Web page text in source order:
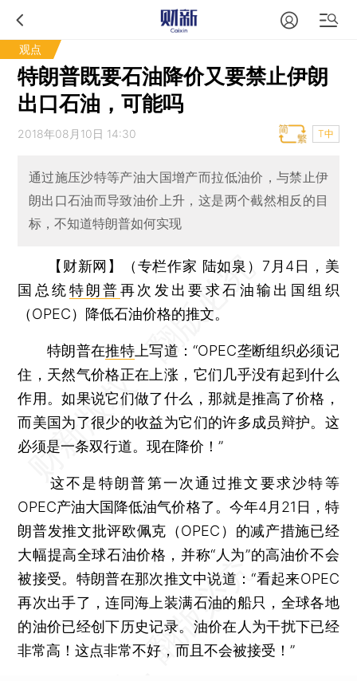
观点
特朗普既要石油降价又要禁止伊朗
出口石油，可能吗
2018年08月10日 14:30 T中
通过施压沙特等产油大国增产而拉低油价，与禁止伊
朗出口石油而导致油价上升，这是两个截然相反的目
标，不知道特朗普如何实现
【财新网】（专栏作家 陆如泉） 7月4日，美
国总统特朗普再次发出要求石油输出国组织
（OPEC）降低石油价格的推文。
特朗普在推特 上写道：“OPEC垄断组织必须记
住，天然气价格正在上涨，它们几乎没有起到什么
作用。如果说它们做了什么，那就是推高了价格，
而美国为了很少的收益为它们的许多成员辩护。这
必须是一条双行道。现在降价！”
这不是特朗普第一次通过推文要求沙特等
OPEC产油大国降低油气价格了。今年4月21日，特
朗普发推文批评欧佩克（OPEC）的减产措施已经
大幅提高全球石油价格，并称“人为”的高油价不会
被接受。特朗普在那次推文中说道：“看起来OPEC
再次出手了，连同海上装满石油的船只，全球各地
的油价已经创下历史记录。油价在人为干扰下已经
非常高！这点非常不好，而且不会被接受！”